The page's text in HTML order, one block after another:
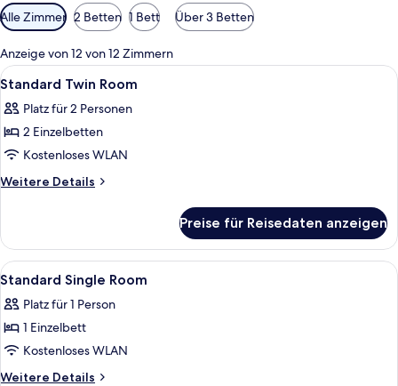
Verfügbare
Filter
für
Zimmer
Alle Zimmer 2 Betten 1 Bett Über 3 Betten
Anzeige von 12 von 12 Zimmern
Alle
Fotos
für
Standard
Twin
Room
Ein modernes Zimmer mit einem
5
Standard Twin Room
Platz für 2 Personen
2 Einzelbetten
Kostenloses WLAN
Weitere Details
Weitere
Twin
Room
Preise für Reisedaten anzeigen
Alle
Fotos
für
Standard
Single
Room
Zimmersafe, Schreibtisch,
5
Standard Single Room
Platz für 1 Person
1 Einzelbett
Kostenloses WLAN
Weitere Details
Weitere